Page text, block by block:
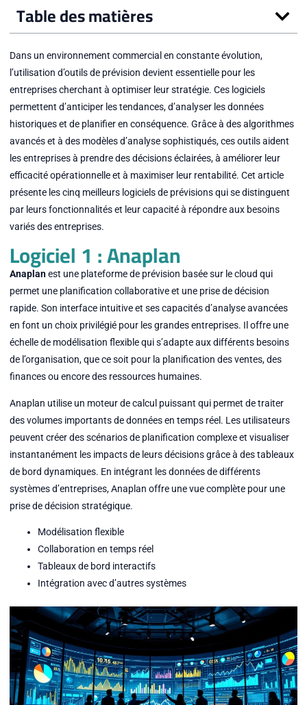
Table des matières
Dans un environnement commercial en constante évolution,
l’utilisation d’outils de prévision devient essentielle pour les
entreprises cherchant à optimiser leur stratégie. Ces logiciels
permettent d’anticiper les tendances, d’analyser les données
historiques et de planifier en conséquence. Grâce à des algorithmes
avancés et à des modèles d’analyse sophistiqués, ces outils aident
les entreprises à prendre des décisions éclairées, à améliorer leur
efficacité opérationnelle et à maximiser leur rentabilité. Cet article
présente les cinq meilleurs logiciels de prévisions qui se distinguent
par leurs fonctionnalités et leur capacité à répondre aux besoins
variés des entreprises.
Logiciel 1 : Anaplan
Anaplanest une plateforme de prévision basée sur le cloud qui
permet une planification collaborative et une prise de décision
rapide. Son interface intuitive et ses capacités d’analyse avancées
en font un choix privilégié pour les grandes entreprises. Il offre une
échelle de modélisation flexible qui s’adapte aux différents besoins
de l’organisation, que ce soit pour la planification des ventes, des
finances ou encore des ressources humaines.
Anaplan utilise un moteur de calcul puissant qui permet de traiter
des volumes importants de données en temps réel. Les utilisateurs
peuvent créer des scénarios de planification complexe et visualiser
instantanément les impacts de leurs décisions grâce à des tableaux
de bord dynamiques. En intégrant les données de différents
systèmes d’entreprises, Anaplan offre une vue complète pour une
prise de décision stratégique.
Modélisation flexible
Collaboration en temps réel
Tableaux de bord interactifs
Intégration avec d’autres systèmes